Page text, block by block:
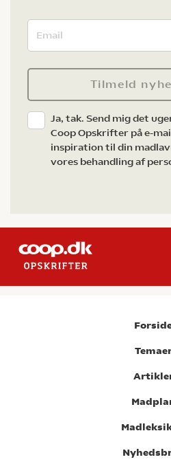
Tilmeld
Ja, tak. Send mig det
Coop Opskrifter på e-
inspiration til din
vores behandling af